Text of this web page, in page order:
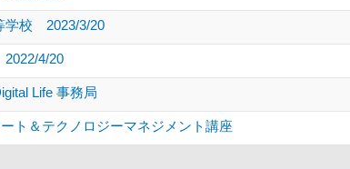
学校 2023/3/20
4/20
Life 事務局
ト＆テクノロジーマネジメント講座